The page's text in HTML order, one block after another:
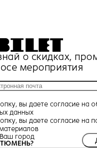
о скидках,
мероприятия
вы даете согласие на
данных
вы даете согласие на
Ваш город
ТЮМЕНЬ?